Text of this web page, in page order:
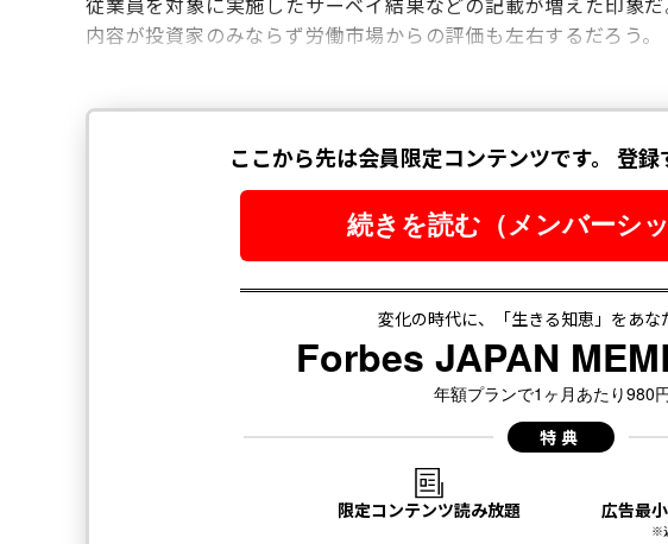
内容が投資家のみならず労働市場からの評価も左右するだろう。